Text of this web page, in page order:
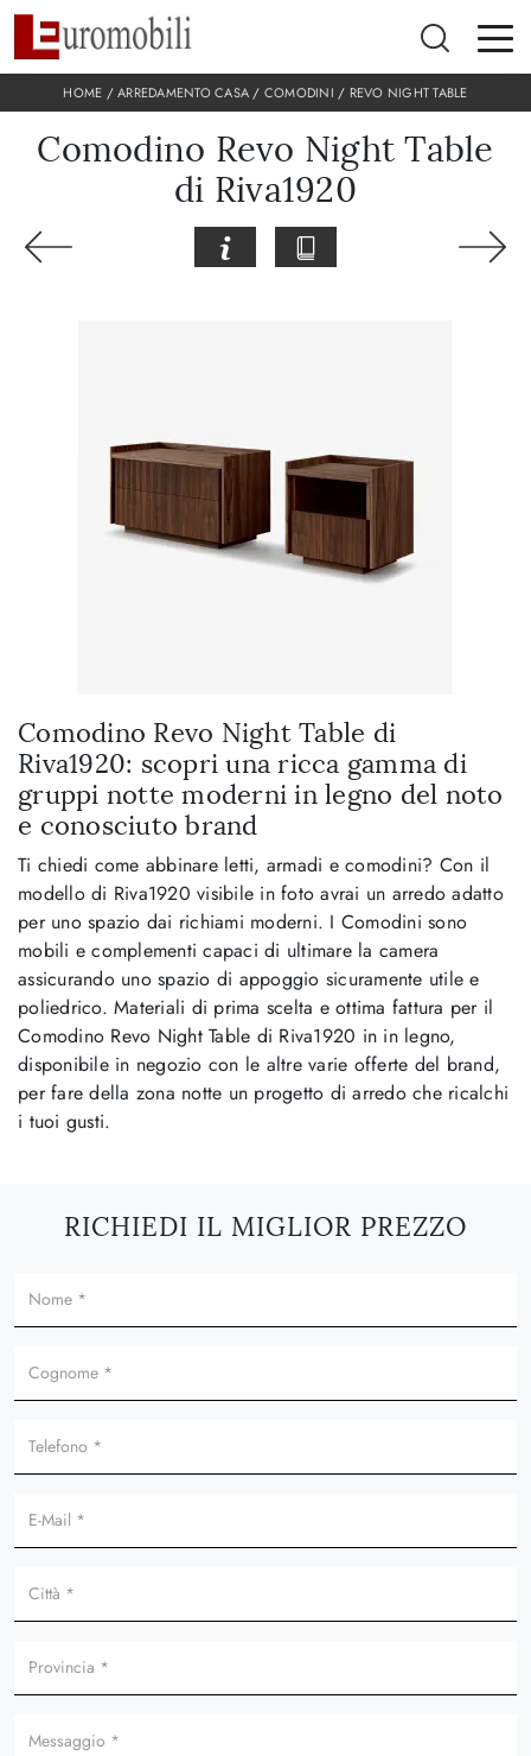
HOME /ARREDAMENTO CASA / COMODINI / REVO NIGHT TABLE
Comodino Revo Night Table
di Riva1920
Comodino Revo Night Table di
Riva1920: scopri una ricca gamma di
gruppi notte moderni in legno del noto
e conosciuto brand
Ti chiedi come abbinare letti, armadi e comodini? Con il
modello di Riva1920 visibile in foto avrai un arredo adatto
per uno spazio dai richiami moderni. I Comodini sono
mobili e complementi capaci di ultimare la camera
assicurando uno spazio di appoggio sicuramente utile e
poliedrico. Materiali di prima scelta e ottima fattura per il
Comodino Revo Night Table di Riva1920 in in legno,
disponibile in negozio con le altre varie offerte del brand,
per fare della zona notte un progetto di arredo che ricalchi
i tuoi gusti.
RICHIEDI IL MIGLIOR PREZZO